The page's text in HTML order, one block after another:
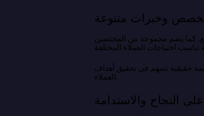
وخبرات متنوعة
كما يضم مجموعة من المختصين
حقيقية تسهم في تحقيق أهداف
العملاء.
النجاح والاستدامة